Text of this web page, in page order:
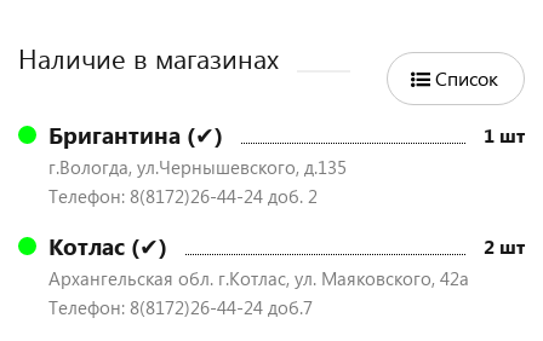
Наличие в магазинах
Список
Бригантина (✔) 1 шт
г.Вологда, ул.Чернышевского, д.135
Телефон: 8(8172)26-44-24 доб. 2
Котлас (✔) 2 шт
Архангельская обл. г.Котлас, ул. Маяковского, 42а
Телефон: 8(8172)26-44-24 доб.7